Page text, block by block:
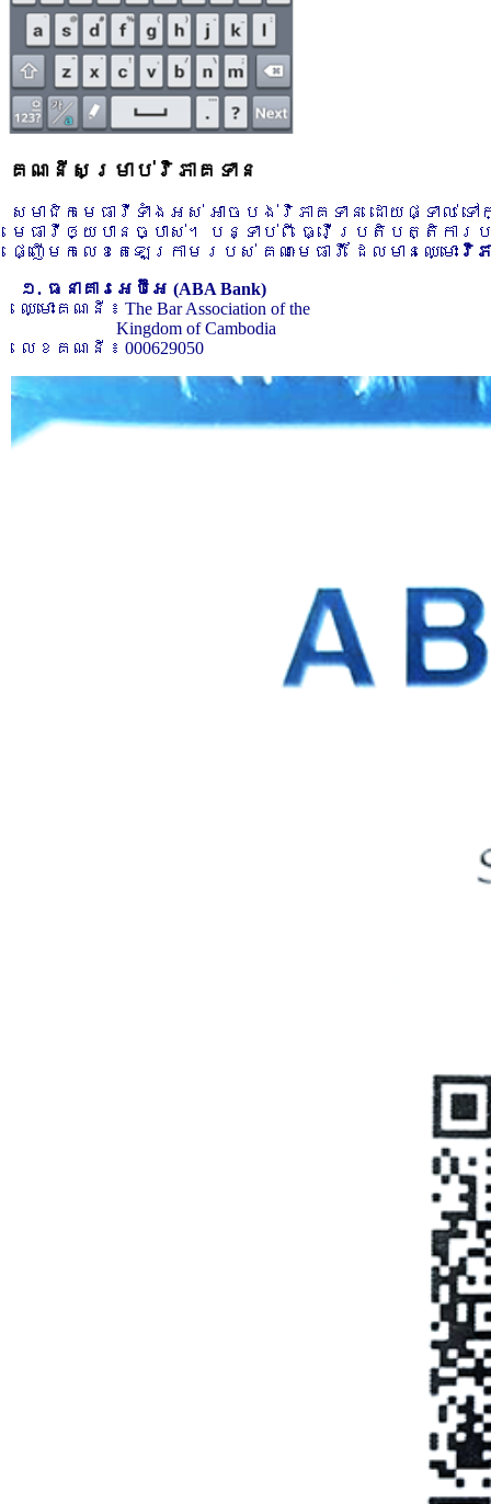
គណនីសម្រាប់វិភាគទាន
សមាជិកមេធាវីទាំងអស់ អាចបង់វិភាគទាន ដោយផ្ទាល់
មេធាវីឲ្យបានច្បាស់។ បន្ទាប់ពី ធ្វើប្រតិបត្តិកា
ផ្ញើមកលេខតេឡេក្រាមរបស់ គណៈមេធាវី ដែលមានឈ្មោះ វិភ
១. ធនាគារអេប៊ីអេ (ABA Bank)
ឈ្មោះគណនី ៖ The Bar Association of the
Kingdom of Cambodia
លេខគណនី ៖ 000629050